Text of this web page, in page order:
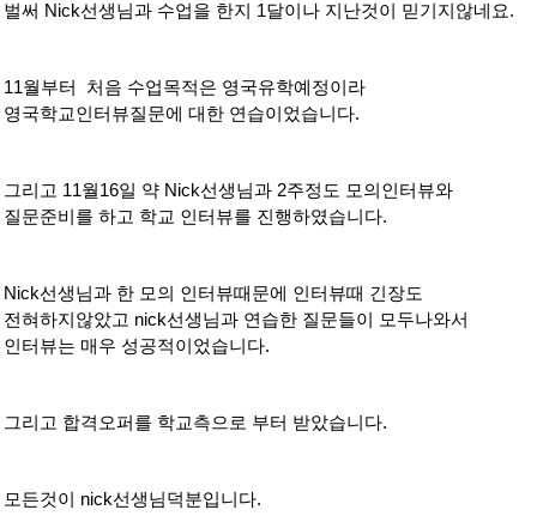
벌써 Nick선생님과 수업을 한지 1달이나 지난것이 믿기지않네요.
11월부터 처음 수업목적은 영국유학예정이라
영국학교인터뷰질문에 대한 연습이었습니다.
그리고 11월16일 약 Nick선생님과 2주정도 모의인터뷰와
질문준비를 하고 학교 인터뷰를 진행하였습니다.
Nick선생님과 한 모의 인터뷰때문에 인터뷰때 긴장도
전혀하지않았고 nick선생님과 연습한 질문들이 모두나와서
인터뷰는 매우 성공적이었습니다.
그리고 합격오퍼를 학교측으로 부터 받았습니다.
모든것이 nick선생님덕분입니다.